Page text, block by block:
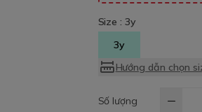
Size :3y
3y
Hướng dẫn chọn
Số lượng